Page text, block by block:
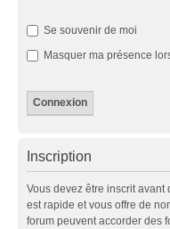
Se souvenir de moi
Masquer ma présence
Inscription
Vous devez être inscrit avant
est rapide et vous offre de
forum peuvent accorder des